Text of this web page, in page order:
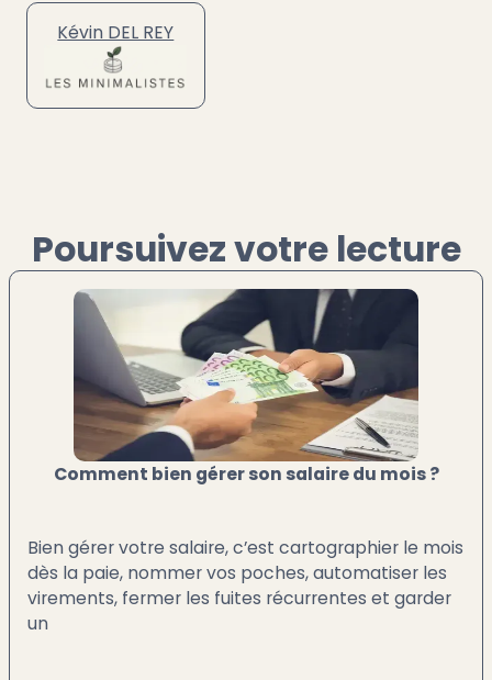
Kévin DEL REY
Poursuivez votre lecture
Comment bien gérer son salaire du mois ?
Bien gérer votre salaire, c’est cartographier le mois
dès la paie, nommer vos poches, automatiser les
virements, fermer les fuites récurrentes et garder
un